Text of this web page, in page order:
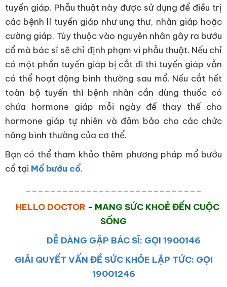
tuyến giáp. Phẫu thuật này được sử dụng để điều trị
các bệnh lí tuyến giáp như ung thư, nhân giáp hoặc
cường giáp. Tùy thuộc vào nguyên nhân gây ra bướu
cổ mà bác sĩ sẽ chỉ định phạm vi phẫu thuật. Nếu chỉ
có một phần tuyến giáp bị cắt đi thì tuyến giáp vẫn
có thể hoạt động bình thường sau mổ. Nếu cắt hết
toàn bộ tuyến thì bệnh nhân cần dùng thuốc có
chứa hormone giáp mỗi ngày để thay thế cho
hormone giáp tự nhiên và đảm bảo cho các chức
năng bình thường của cơ thể.
Bạn có thể tham khảo thêm phương pháp mổ bướu
cổ tại Mổ bướu cổ.
HELLO DOCTOR - MANG SỨC KHOẺ ĐẾN CUỘC
SỐNG
DỄ DÀNG GẶP BÁC SĨ: GỌI 1900146
GIẢI QUYẾT VẤN ĐỀ SỨC KHỎE LẬP TỨC: GỌI
19001246